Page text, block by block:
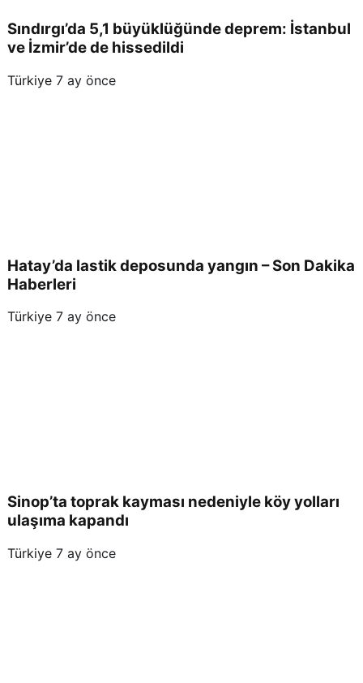
Sındırgı’da 5,1 büyüklüğünde deprem: İstanbul
ve İzmir’de de hissedildi
Türkiye 7 ay önce
Hatay’da lastik deposunda yangın – Son Dakika
Haberleri
Türkiye 7 ay önce
Sinop’ta toprak kayması nedeniyle köy yolları
ulaşıma kapandı
Türkiye 7 ay önce